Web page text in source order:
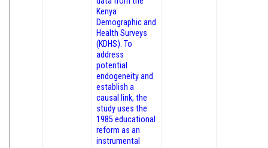
Kenya
Demographic and
Health Surveys
(KDHS). To
address
potential
endogeneity and
establish a
causal link, the
study uses the
1985 educational
reform as an
instrumental